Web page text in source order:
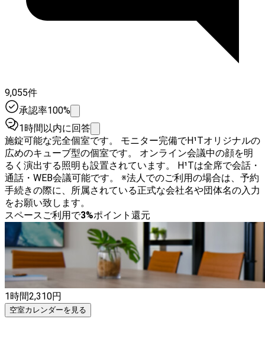
9,055件
承認率100%
1時間以内に回答
施錠可能な完全個室です。 モニター完備でH¹Tオリジナルの
広めのキューブ型の個室です。 オンライン会議中の顔を明
るく演出する照明も設置されています。 H¹Tは全席で会話・
通話・WEB会議可能です。 ※法人でのご利用の場合は、予約
手続きの際に、所属されている正式な会社名や団体名の入力
をお願い致します。
スペースご利用で3%ポイント還元
1時間2,310円
空室カレンダーを見る